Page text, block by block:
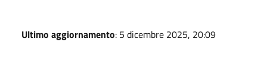
Ultimo aggiornamento: 5 dicembre 2025, 20:09